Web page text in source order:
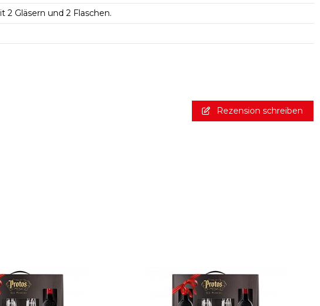
2 Gläsern und 2 Flaschen.
Rezension schreiben